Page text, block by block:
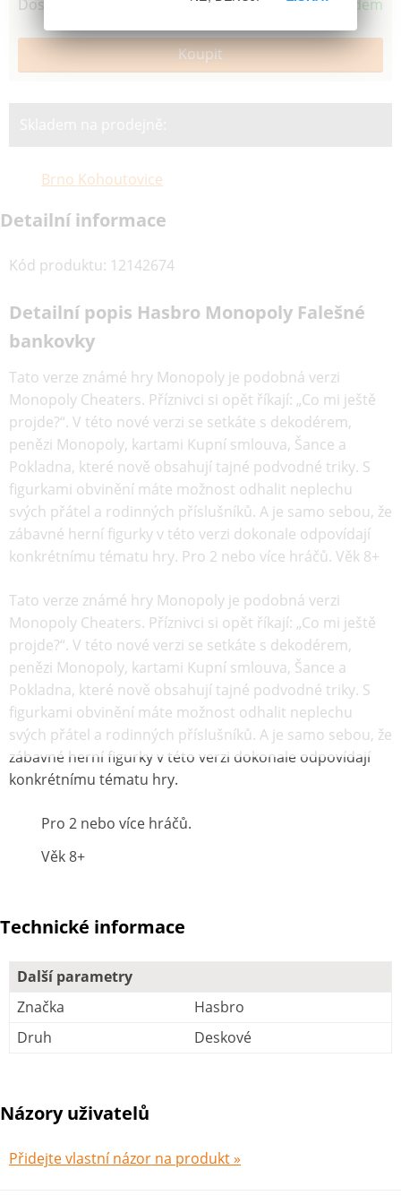
Dostupnost Skladem
Brno Kohoutovice
Detailní informace
Kód produktu: 12142674
Detailní popis Hasbro Monopoly Falešné
bankovky
Tato verze známé hry Monopoly je podobná verzi
Monopoly Cheaters. Příznivci si opět říkají: „Co mi ještě
projde?“. V této nové verzi se setkáte s dekodérem,
penězi Monopoly, kartami Kupní smlouva, Šance a
Pokladna, které nově obsahují tajné podvodné triky. S
figurkami obvinění máte možnost odhalit neplechu
svých přátel a rodinných příslušníků. A je samo sebou, že
zábavné herní figurky v této verzi dokonale odpovídají
konkrétnímu tématu hry. Pro 2 nebo více hráčů. Věk 8+
Tato verze známé hry Monopoly je podobná verzi
Monopoly Cheaters. Příznivci si opět říkají: „Co mi ještě
projde?“. V této nové verzi se setkáte s dekodérem,
penězi Monopoly, kartami Kupní smlouva, Šance a
Pokladna, které nově obsahují tajné podvodné triky. S
figurkami obvinění máte možnost odhalit neplechu
svých přátel a rodinných příslušníků. A je samo sebou, že
zábavné herní figurky v této verzi dokonale odpovídají
konkrétnímu tématu hry.
Pro 2 nebo více hráčů.
Věk 8+
Technické informace
Další parametry
Značka
Hasbro
Druh
Deskové
Názory uživatelů
Přidejte vlastní názor na produkt »